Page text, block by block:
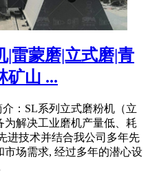
|雷蒙磨|立式磨|青
矿山 ...
：SL系列立式磨粉机（立
解决工业磨机产量低、耗
进技术并结合我公司多年先
场需求, 经过多年的潜心设